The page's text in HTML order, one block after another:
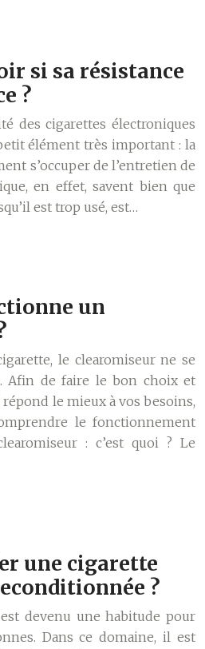
si sa résistance
?
des cigarettes électroniques
élément très important : la
s’occuper de l’entretien de
en effet, savent bien que
est trop usé, est…
un
le clearomiseur ne se
Afin de faire le bon choix et
le mieux à vos besoins,
le fonctionnement
: c’est quoi ? Le
une cigarette
?
devenu une habitude pour
Dans ce domaine, il est